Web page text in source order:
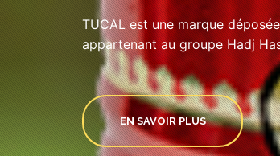
TUCAL est une marque
appartenant au groupe Hadj
EN SAVOIR PLUS